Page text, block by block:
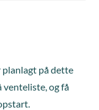
på dette
venteliste, og få